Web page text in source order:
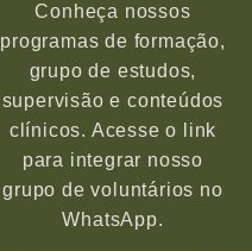
Conheça nossos
programas de formação,
grupo de estudos,
supervisão e conteúdos
clínicos. Acesse o link
para integrar nosso
grupo de voluntários no
WhatsApp.